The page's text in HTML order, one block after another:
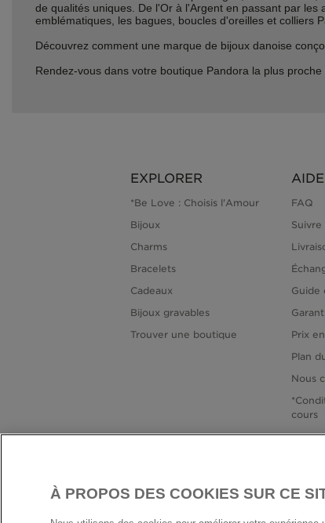
de qualités uniques. De l'Or à l'Argent en passant par
emblématiques, les bagues, boucles d'oreilles et colliers
Découvrez comment une marque de bijoux danoise
Rendez-vous dans votre boutique Pandora la plus proche
EXPLORER
*Be Love : Choisis l'Amour
Bijoux
Charms
Bracelets
Cadeaux
Bijoux gravables
Trouver une boutique
AIDE
FAQ
Guide
Prix
Plan
Nous
cours
À PROPOS DES COOKIES SUR CE